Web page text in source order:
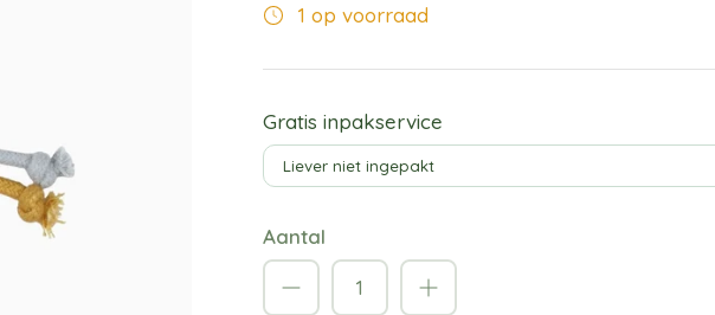
1 op voorraad
Gratis inpakservice
Aantal